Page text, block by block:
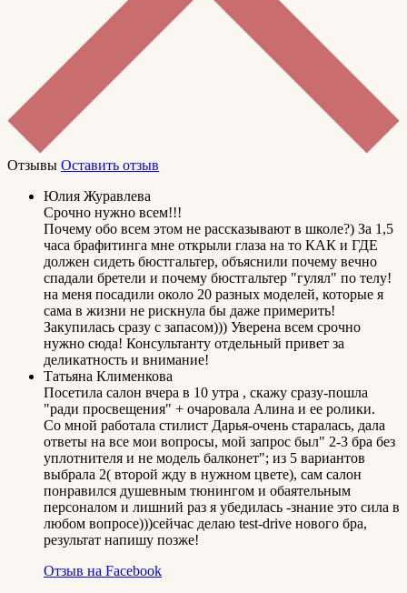
Отзывы Оставить отзыв
Юлия Журавлева
Срочно нужно всем!!!
Почему обо всем этом не рассказывают в школе?) За 1,5
часа брафитинга мне открыли глаза на то КАК и ГДЕ
должен сидеть бюстгальтер, объяснили почему вечно
спадали бретели и почему бюстгальтер "гулял" по телу!
на меня посадили около 20 разных моделей, которые я
сама в жизни не рискнула бы даже примерить!
Закупилась сразу с запасом))) Уверена всем срочно
нужно сюда! Консультанту отдельный привет за
деликатность и внимание!
Татьяна Клименкова
Посетила салон вчера в 10 утра , скажу сразу-пошла
"ради просвещения" + очаровала Алина и ее ролики.
Со мной работала стилист Дарья-очень старалась, дала
ответы на все мои вопросы, мой запрос был" 2-3 бра без
уплотнителя и не модель балконет"; из 5 вариантов
выбрала 2( второй жду в нужном цвете), сам салон
понравился душевным тюнингом и обаятельным
персоналом и лишний раз я убедилась -знание это сила в
любом вопросе)))сейчас делаю test-drive нового бра,
результат напишу позже!
Отзыв на Facebook